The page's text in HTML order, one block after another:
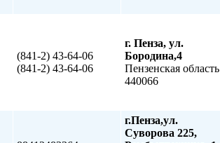
(841-2) 43-64-06
(841-2) 43-64-06
г. Пенза, ул.
Бородина,4
Пензенская область
440066
г.Пенза,ул.
Суворова 225,